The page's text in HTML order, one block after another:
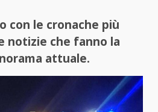
con le cronache più
notizie che fanno la
attuale.